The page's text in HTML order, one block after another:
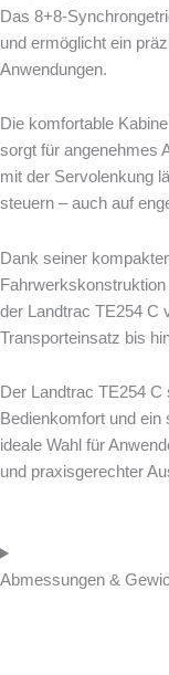
Das 8+8-
und ermöglicht ein
Anwendungen.
Die komfortable
sorgt für angenehmes
mit der Servolenkung
steuern – auch auf
Dank seiner
der Landtrac TE254 C
Transporteinsatz bis
Der Landtrac TE254
Bedienkomfort und
ideale Wahl für
und praxisgerechter
Abmessungen &